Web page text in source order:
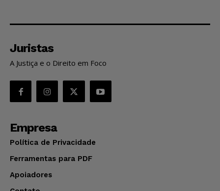
Juristas
A Justiça e o Direito em Foco
Empresa
Política de Privacidade
Ferramentas para PDF
Apoiadores